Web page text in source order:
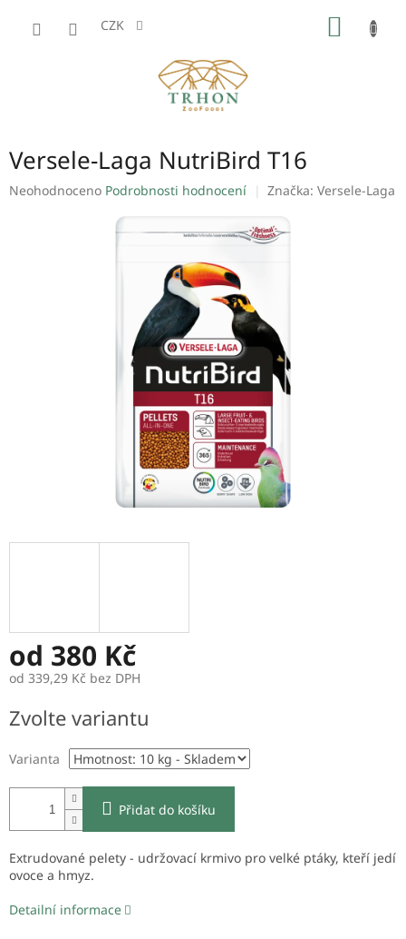
CZK
Versele-Laga NutriBird T16
Průměrné
Neohodnoceno Podrobnosti hodnocení Značka: Versele-Laga
od 380 Kč
od 339,29 Kč bez DPH
cena:
Zvolte variantu
Varianta
Přidat do košíku
Extrudované pelety - udržovací krmivo pro velké ptáky, kteří jedí
ovoce a hmyz.
Detailní informace